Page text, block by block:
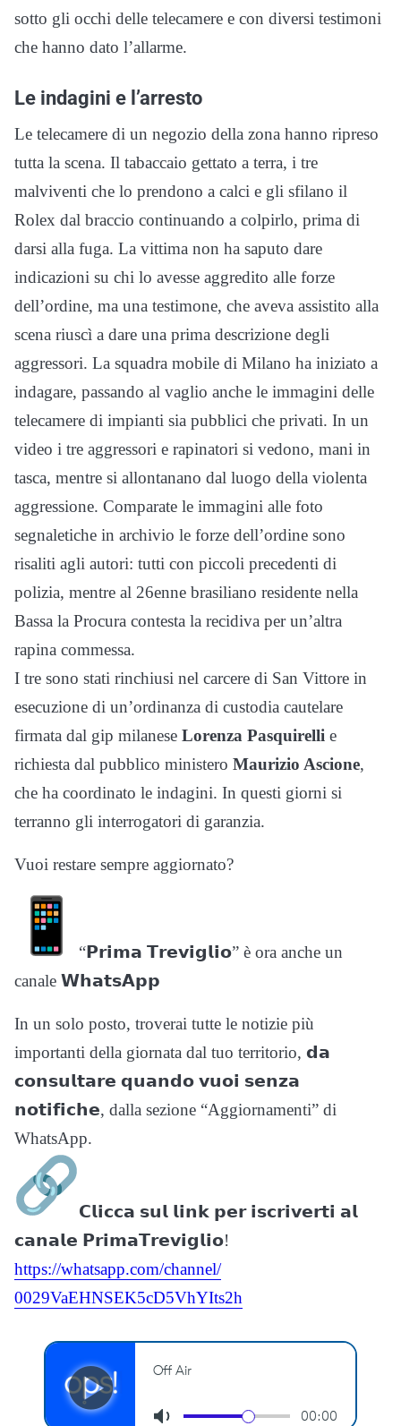
sotto gli occhi delle telecamere e con diversi testimoni
che hanno dato l’allarme.
Le indagini e l’arresto
Le telecamere di un negozio della zona hanno ripreso
tutta la scena. Il tabaccaio gettato a terra, i tre
malviventi che lo prendono a calci e gli sfilano il
Rolex dal braccio continuando a colpirlo, prima di
darsi alla fuga. La vittima non ha saputo dare
indicazioni su chi lo avesse aggredito alle forze
dell’ordine, ma una testimone, che aveva assistito alla
scena riuscì a dare una prima descrizione degli
aggressori. La squadra mobile di Milano ha iniziato a
indagare, passando al vaglio anche le immagini delle
telecamere di impianti sia pubblici che privati. In un
video i tre aggressori e rapinatori si vedono, mani in
tasca, mentre si allontanano dal luogo della violenta
aggressione. Comparate le immagini alle foto
segnaletiche in archivio le forze dell’ordine sono
risaliti agli autori: tutti con piccoli precedenti di
polizia, mentre al 26enne brasiliano residente nella
Bassa la Procura contesta la recidiva per un’altra
rapina commessa.
I tre sono stati rinchiusi nel carcere di San Vittore in
esecuzione di un’ordinanza di custodia cautelare
firmata dal gip milanese Lorenza Pasquirelli e
richiesta dal pubblico ministero Maurizio Ascione,
che ha coordinato le indagini. In questi giorni si
terranno gli interrogatori di garanzia.
Vuoi restare sempre aggiornato?
“𝗣𝗿𝗶𝗺𝗮 𝗧𝗿𝗲𝘃𝗶𝗴𝗹𝗶𝗼” è ora anche un
canale 𝗪𝗵𝗮𝘁𝘀𝗔𝗽𝗽
In un solo posto, troverai tutte le notizie più
importanti della giornata dal tuo territorio, 𝗱𝗮
𝗰𝗼𝗻𝘀𝘂𝗹𝘁𝗮𝗿𝗲 𝗾𝘂𝗮𝗻𝗱𝗼 𝘃𝘂𝗼𝗶 𝘀𝗲𝗻𝘇𝗮
𝗻𝗼𝘁𝗶𝗳𝗶𝗰𝗵𝗲, dalla sezione “Aggiornamenti” di
WhatsApp.
𝗖𝗹𝗶𝗰𝗰𝗮 𝘀𝘂𝗹 𝗹𝗶𝗻𝗸 𝗽𝗲𝗿 𝗶𝘀𝗰𝗿𝗶𝘃𝗲𝗿𝘁𝗶 𝗮𝗹
𝗰𝗮𝗻𝗮𝗹𝗲 𝗣𝗿𝗶𝗺𝗮𝗧𝗿𝗲𝘃𝗶𝗴𝗹𝗶𝗼!
https://whatsapp.com/channel/
0029VaEHNSEK5cD5VhYIts2h